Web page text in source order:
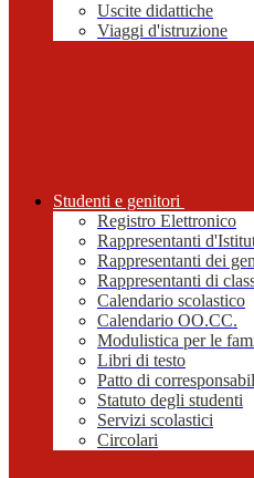
Uscite didattiche
Viaggi d'istruzione
Studenti e genitori
Registro Elettronico
Rappresentanti
Rappresentanti dei
Rappresentanti di
Calendario scolastico
Calendario OO.CC.
Modulistica per le
Libri di testo
Patto di
Statuto degli studenti
Servizi scolastici
Circolari